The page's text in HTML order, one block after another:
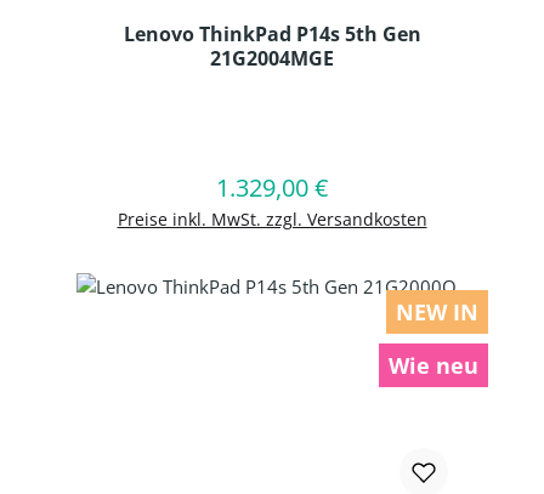
Lenovo ThinkPad P14s 5th Gen
21G2004MGE
Regulärer Preis:
1.329,00 €
Preise inkl. MwSt. zzgl. Versandkosten
In den Warenkorb
NEW IN
Wie neu